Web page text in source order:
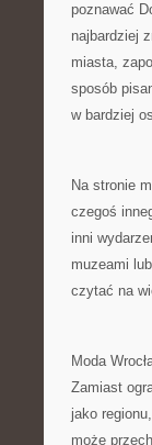
poznawać
najbardziej
miasta,
sposób
w bardziej
Na stronie
czegoś
inni
muzeami
czytać na
Moda
Zamiast
jako
może